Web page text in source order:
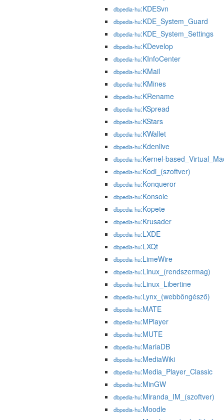
dbpedia-hu:KDESvn
dbpedia-hu:KDE_System_Guard
dbpedia-hu:KDE_System_Settings
dbpedia-hu:KDevelop
dbpedia-hu:KInfoCenter
dbpedia-hu:KMail
dbpedia-hu:KMines
dbpedia-hu:KRename
dbpedia-hu:KSpread
dbpedia-hu:KStars
dbpedia-hu:KWallet
dbpedia-hu:Kdenlive
dbpedia-hu:Kernel-
dbpedia-hu:Kodi_(szoftver)
dbpedia-hu:Konqueror
dbpedia-hu:Konsole
dbpedia-hu:Kopete
dbpedia-hu:Krusader
dbpedia-hu:LXDE
dbpedia-hu:LXQt
dbpedia-hu:LimeWire
dbpedia-hu:Linux_(rendszermag)
dbpedia-hu:Linux_Libertine
dbpedia-hu:Lynx_(webböngésző)
dbpedia-hu:MATE
dbpedia-hu:MPlayer
dbpedia-hu:MUTE
dbpedia-hu:MariaDB
dbpedia-hu:MediaWiki
dbpedia-hu:Media_Player_Classic
dbpedia-hu:MinGW
dbpedia-hu:Miranda_IM_(szoftver)
dbpedia-hu:Moodle